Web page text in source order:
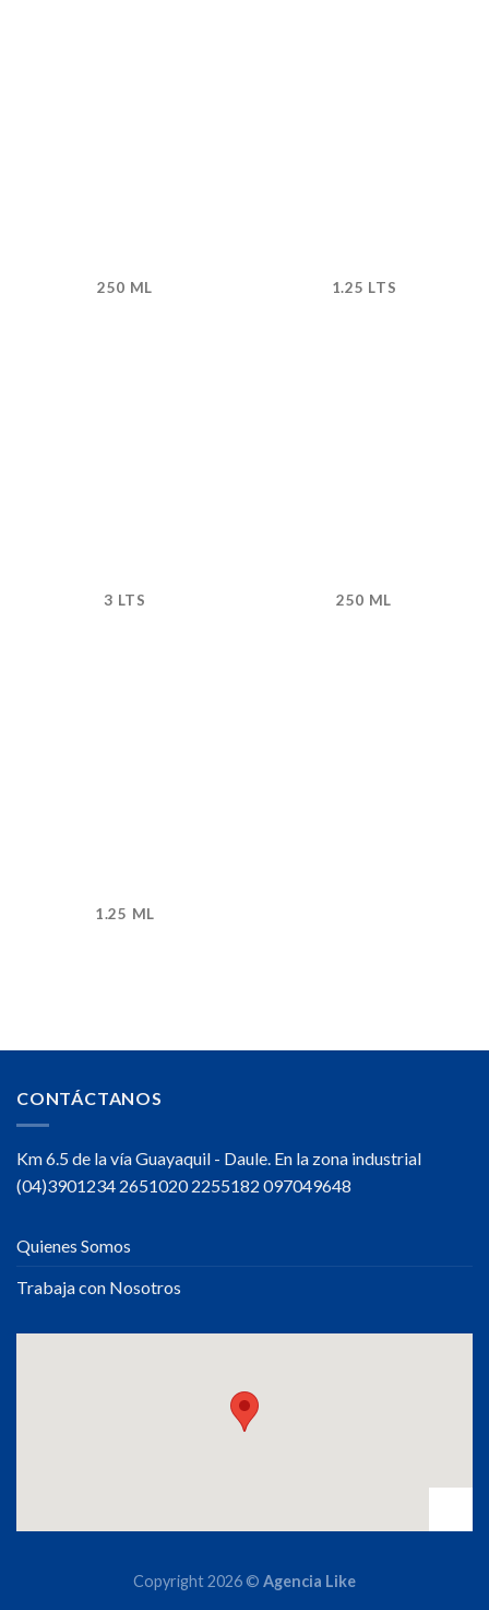
250 ML 1.25 LTS
3 LTS 250 ML
1.25 ML
CONTÁCTANOS
Km 6.5 de la vía Guayaquil - Daule. En la zona industrial
(04)3901234 2651020 2255182 097049648
Quienes Somos
Trabaja con Nosotros
Copyright 2026 © Agencia Like